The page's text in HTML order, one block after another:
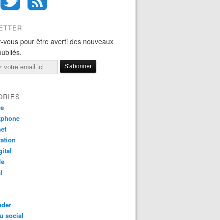
vous pour être averti des nouveaux
social